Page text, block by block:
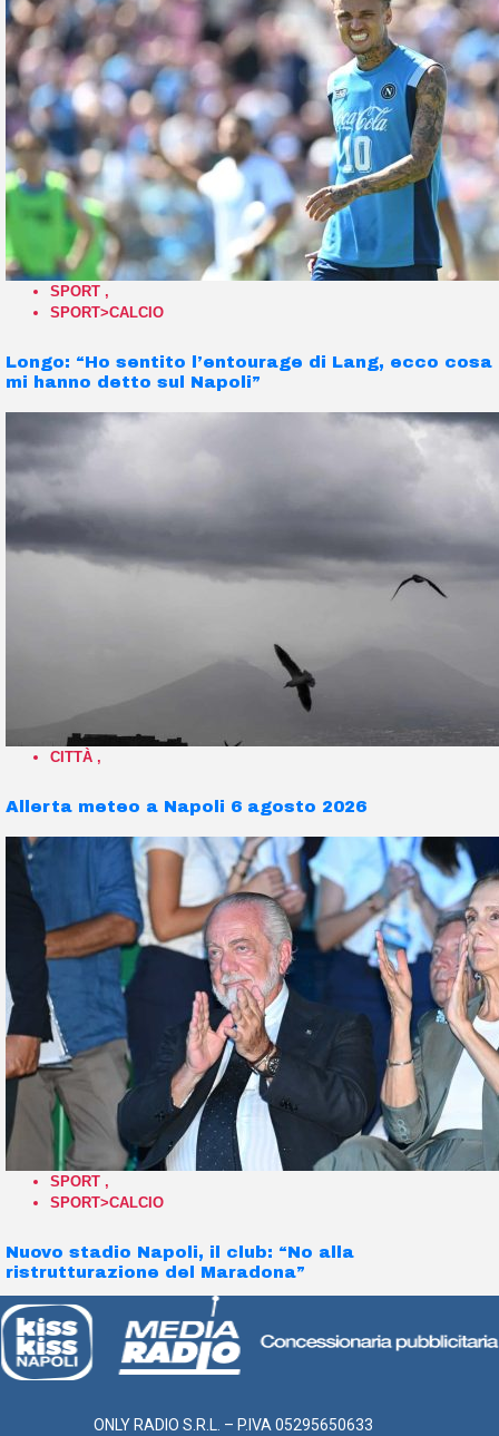
SPORT ,
SPORT>CALCIO
Longo: “Ho sentito l’entourage di Lang, ecco cosa
mi hanno detto sul Napoli”
CITTÀ ,
Allerta meteo a Napoli 6 agosto 2026
SPORT ,
SPORT>CALCIO
Nuovo stadio Napoli, il club: “No alla
ristrutturazione del Maradona”
ONLY RADIO S.R.L. – P.IVA 05295650633